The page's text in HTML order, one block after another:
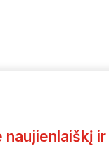
naujienlaiškį